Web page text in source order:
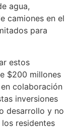
agua,
camiones en el
para
estos
$200 millones
colaboración
inversiones
desarrollo y no
residentes